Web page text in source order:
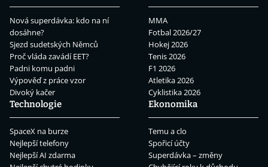
Nová superdávka: kdo na ní
dosáhne?
Sjezd sudetských Němců
Proč vláda zavádí EET?
Padni komu padni
Výpověď z práce vzor
Divoký kačer
MMA
Fotbal 2026/27
Hokej 2026
Tenis 2026
F1 2026
Atletika 2026
Cyklistika 2026
Technologie
SpaceX na burze
Nejlepší telefony
Nejlepší AI zdarma
Ekonomika
Temu a clo
Spořicí účty
Superdávka – změny